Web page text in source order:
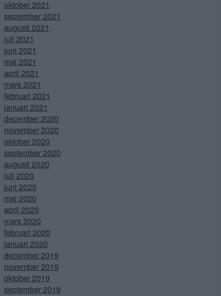
oktober 2021
september 2021
augusti 2021
juli 2021
juni 2021
maj 2021
april 2021
mars 2021
februari 2021
januari 2021
december 2020
november 2020
oktober 2020
september 2020
augusti 2020
juli 2020
juni 2020
maj 2020
april 2020
mars 2020
februari 2020
januari 2020
december 2019
november 2019
oktober 2019
september 2019